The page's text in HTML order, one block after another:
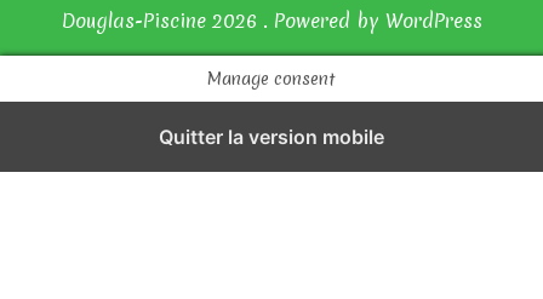
Douglas-Piscine 2026 . Powered by WordPress
Manage consent
Quitter la version mobile